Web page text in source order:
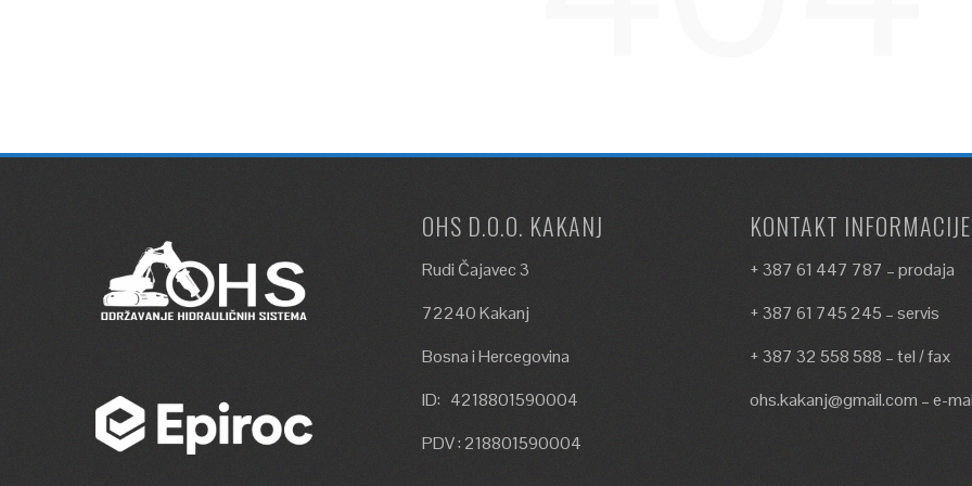
OHS D.O.O. KAKANJ
Rudi Čajavec 3
72240 Kakanj
Bosna i Hercegovina
ID: 4218801590004
PDV : 218801590004
KONTAKT INFORMACIJE
+ 387 61 447 787 – prodaja
+ 387 61 745 245 – servis
+ 387 32 558 588 – tel / fax
ohs.kakanj@gmail.com – e-